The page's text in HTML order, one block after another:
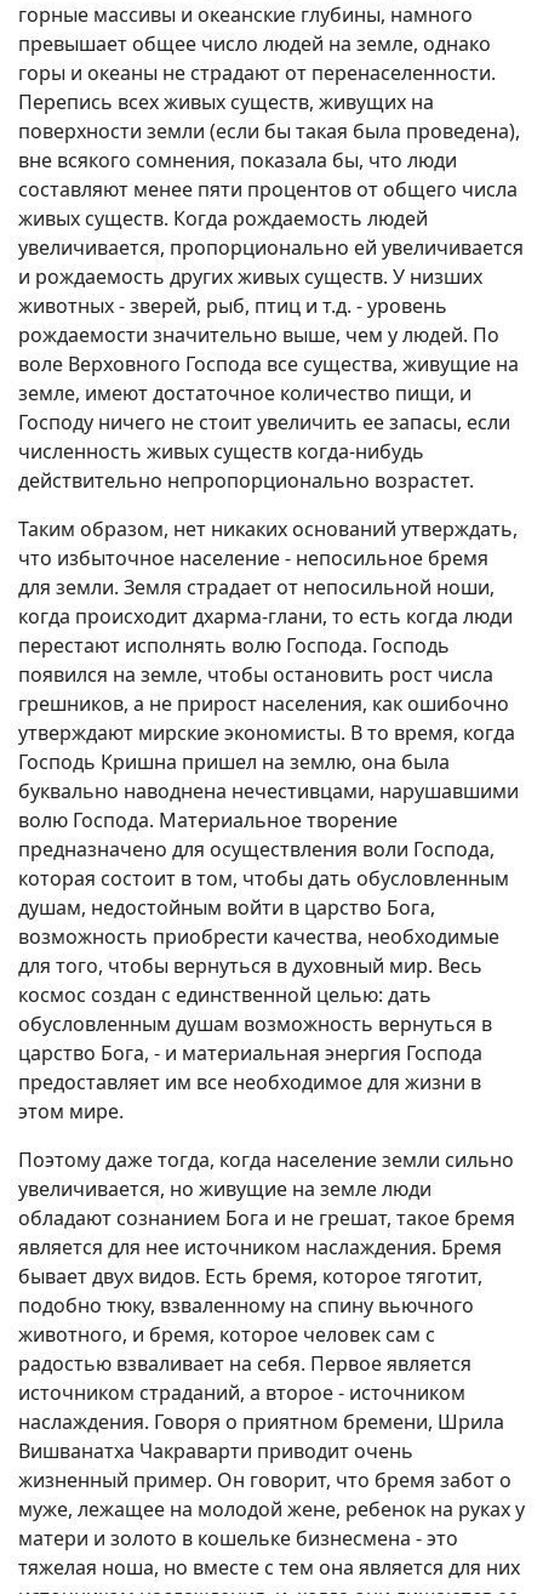
горные массивы и океанские глубины, намного
превышает общее число людей на земле, однако
горы и океаны не страдают от перенаселенности.
Перепись всех живых существ, живущих на
поверхности земли (если бы такая была проведена),
вне всякого сомнения, показала бы, что люди
составляют менее пяти процентов от общего числа
живых существ. Когда рождаемость людей
увеличивается, пропорционально ей увеличивается
и рождаемость других живых существ. У низших
животных - зверей, рыб, птиц и т.д. - уровень
рождаемости значительно выше, чем у людей. По
воле Верховного Господа все существа, живущие на
земле, имеют достаточное количество пищи, и
Господу ничего не стоит увеличить ее запасы, если
численность живых существ когда-нибудь
действительно непропорционально возрастет.
Таким образом, нет никаких оснований утверждать,
что избыточное население - непосильное бремя
для земли. Земля страдает от непосильной ноши,
когда происходит дхарма-глани, то есть когда люди
перестают исполнять волю Господа. Господь
появился на земле, чтобы остановить рост числа
грешников, а не прирост населения, как ошибочно
утверждают мирские экономисты. В то время, когда
Господь Кришна пришел на землю, она была
буквально наводнена нечестивцами, нарушавшими
волю Господа. Материальное творение
предназначено для осуществления воли Господа,
которая состоит в том, чтобы дать обусловленным
душам, недостойным войти в царство Бога,
возможность приобрести качества, необходимые
для того, чтобы вернуться в духовный мир. Весь
космос создан с единственной целью: дать
обусловленным душам возможность вернуться в
царство Бога, - и материальная энергия Господа
предоставляет им все необходимое для жизни в
этом мире.
Поэтому даже тогда, когда население земли сильно
увеличивается, но живущие на земле люди
обладают сознанием Бога и не грешат, такое бремя
является для нее источником наслаждения. Бремя
бывает двух видов. Есть бремя, которое тяготит,
подобно тюку, взваленному на спину вьючного
животного, и бремя, которое человек сам с
радостью взваливает на себя. Первое является
источником страданий, а второе - источником
наслаждения. Говоря о приятном бремени, Шрила
Вишванатха Чакраварти приводит очень
жизненный пример. Он говорит, что бремя забот о
муже, лежащее на молодой жене, ребенок на руках у
матери и золото в кошельке бизнесмена - это
тяжелая ноша, но вместе с тем она является для них